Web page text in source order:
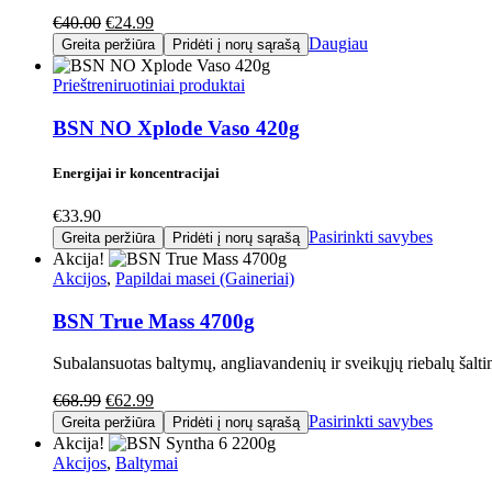
€40.00 €24.99
Greita peržiūra Pridėti į norų sąrašą Daugiau
Prieštreniruotiniai produktai
BSN NO Xplode Vaso 420g
Energijai ir koncentracijai
€33.90
Greita peržiūra Pridėti į norų sąrašą Pasirinkti savybes
Akcija!
Akcijos, Papildai masei (Gaineriai)
BSN True Mass 4700g
Subalansuotas baltymų, angliavandenių ir sveikųjų riebalų
€68.99 €62.99
Greita peržiūra Pridėti į norų sąrašą Pasirinkti savybes
Akcija!
Akcijos, Baltymai